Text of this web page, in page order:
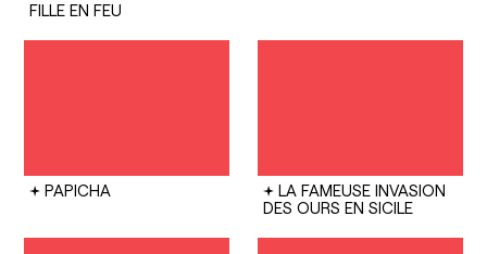
FILLE EN FEU
PAPICHA
LA FAMEUSE INVASION
DES OURS EN SICILE